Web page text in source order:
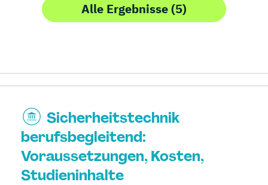
Alle Ergebnisse (5)
Sicherheitstechnik
berufsbegleitend:
Voraussetzungen, Kosten,
Studieninhalte